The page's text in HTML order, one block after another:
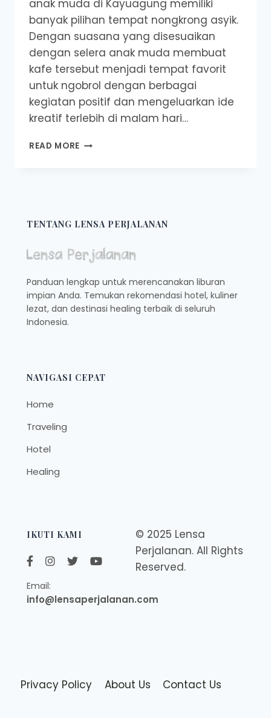
anak muda di Kayuagung memiliki
banyak pilihan tempat nongkrong asyik.
Dengan suasana yang disesuaikan
dengan selera anak muda membuat
kafe tersebut menjadi tempat favorit
untuk ngobrol dengan berbagai
kegiatan positif dan mengeluarkan ide
kreatif terlebih di malam hari…
READ MORE 5
SEGUGUK,
NONGKRONG
BARENG
TEMAN
ATAU
TENTANG LENSA PERJALANAN
Panduan lengkap untuk merencanakan liburan
impian Anda. Temukan rekomendasi hotel, kuliner
lezat, dan destinasi healing terbaik di seluruh
Indonesia.
NAVIGASI CEPAT
Home
Traveling
Hotel
Healing
IKUTI KAMI
Email:
info@lensaperjalanan.com
© 2025 Lensa
Perjalanan. All Rights
Reserved.
Privacy Policy About Us Contact Us